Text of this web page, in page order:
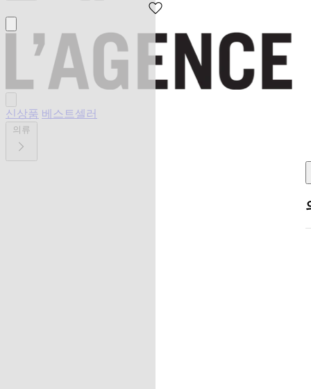
신상품 베스트셀러
의류